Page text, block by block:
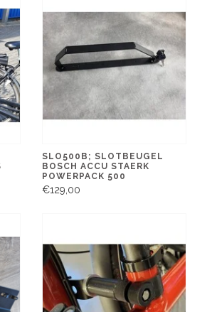
SLO500B; SLOTBEUGEL
BOSCH ACCU STAERK
POWERPACK 500
€129,00